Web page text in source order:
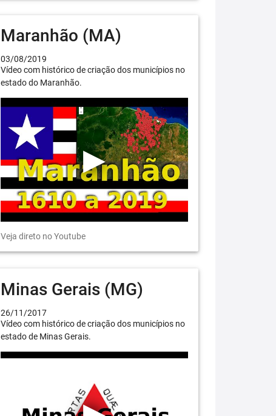
Maranhão (MA)
03/08/2019
Vídeo com histórico de criação dos municípios no
estado do Maranhão.
Veja direto no Youtube
Minas Gerais (MG)
26/11/2017
Vídeo com histórico de criação dos municípios no
estado de Minas Gerais.